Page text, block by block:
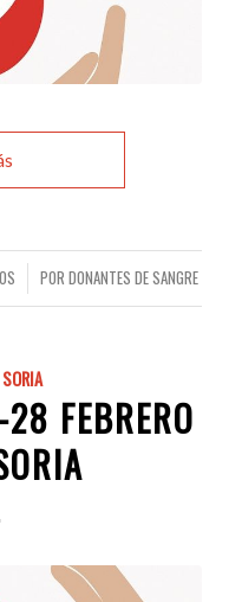
PORDONANTES DE SANGRE
FEBRERO